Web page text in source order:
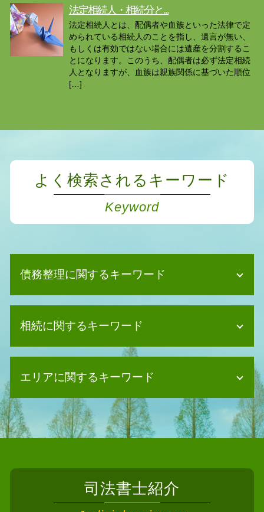
法定相続人・相続分と...
法定相続人とは、配偶者や血族といった法律で定
められている相続人のことを指し、遺言が無い、
もしくは有効ではない場合には遺産を分割するこ
とになります。このうち、配偶者は必ず法定相続
人となりますが、血族は親族関係に基づいた順位
[…]
よく検索されるキーワード
Keyword
債務整理に関するキーワード
債務整理 保証人
自己破産 デメリット 賃貸
債務整理 手続き
任意整理とは
自己破産 デメリット メリット
債務整理 破産 違い
債務整理 デメリット 家族
相続に関するキーワード
相続 書類
相続 不動産
相続放棄 相談
不動産 共有名義 相続
遺産分割協議 司法書士
遺産分割協議 公正証書
相続放棄 書類
エリアに関するキーワード
債務整理 司法書士 阪南市
相続 司法書士 大阪狭山市
債務整理 司法書士 貝塚市
債務整理 司法書士 八尾市
司法書士紹介